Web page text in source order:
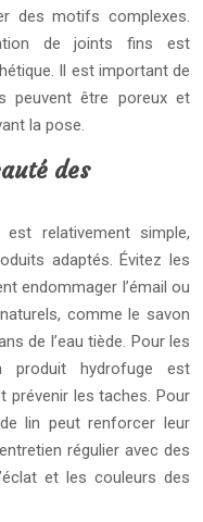
des motifs complexes.
de joints fins est
Il est important de
peuvent être poreux et
la pose.
des
est relativement simple,
adaptés. Évitez les
endommager l’émail ou
comme le savon
de l’eau tiède. Pour les
produit hydrofuge est
prévenir les taches. Pour
lin peut renforcer leur
régulier avec des
et les couleurs des